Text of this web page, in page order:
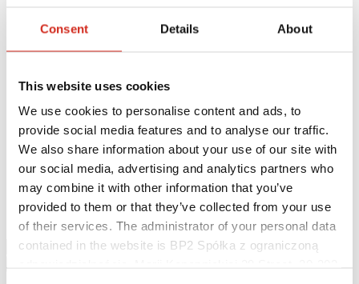
Consent Details About
This website uses cookies
We use cookies to personalise content and ads, to
provide social media features and to analyse our traffic.
We also share information about your use of our site with
our social media, advertising and analytics partners who
may combine it with other information that you’ve
provided to them or that they’ve collected from your use
of their services. The administrator of your personal data
contained in the website is BP2 Spółka z ograniczoną
Hasznos linkek
Bevonatok, színválaszték és garanciák
Garancia nyilvántartásba vétele
Megvalósítások és inspirációk
Letölthető fájlok
Keressen értékesítőt/ kivitelezőt
Hol lehet megvásárolni?
BIM könyvtárak
Letölthető
Kapcsolat